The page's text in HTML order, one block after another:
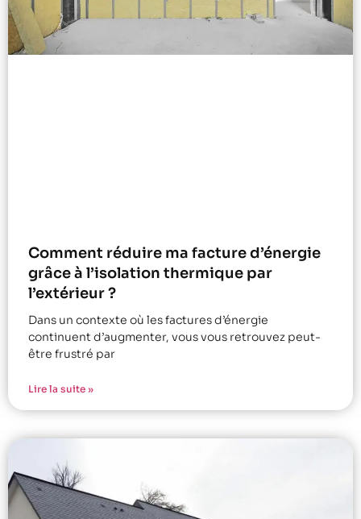
Comment réduire ma facture d’énergie
grâce à l’isolation thermique par
l’extérieur ?
Dans un contexte où les factures d’énergie
continuent d’augmenter, vous vous retrouvez peut-
être frustré par
Lire la suite »